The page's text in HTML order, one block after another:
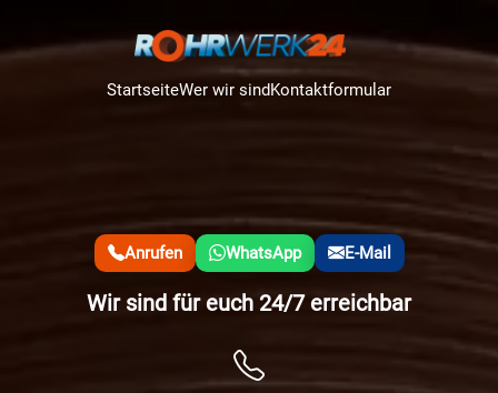
StartseiteWer wir sindKontaktformular
Anrufen WhatsApp E-Mail
Wir sind für euch 24/7 erreichbar